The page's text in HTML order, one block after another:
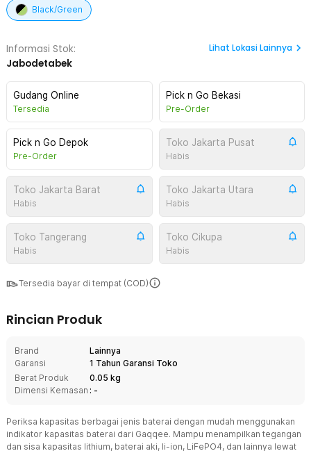
Black/Green
Informasi Stok:
Jabodetabek
Lihat Lokasi Lainnya
Gudang Online
Tersedia
Pick n Go Bekasi
Pre-Order
Pick n Go Depok
Pre-Order
Toko Jakarta Pusat
Habis
Toko Jakarta Barat
Habis
Toko Jakarta Utara
Habis
Toko Tangerang
Habis
Toko Cikupa
Habis
Tersedia bayar di tempat (COD)
Rincian Produk
Brand
Lainnya
Garansi
1 Tahun Garansi Toko
Berat Produk
0.05 kg
Dimensi Kemasan : -
Periksa kapasitas berbagai jenis baterai dengan mudah menggunakan
indikator kapasitas baterai dari Gaqqee. Mampu menampilkan tegangan
dan sisa kapasitas lithium, baterai aki, li-ion, LiFePO4, dan lainnya lewat